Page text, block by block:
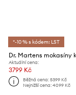
*-10 % s kódem: LST
Aktuální cena:
3799 Kč
Běžná cena:5399 Kč
Nejnižší cena:4099 Kč